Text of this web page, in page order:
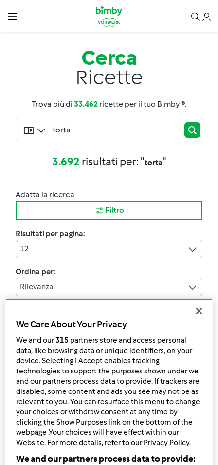
Cerca
Ricette
Trova più di 33.462 ricette per il tuo Bimby ®.
3.692 risultati per: "torta"
Adatta la ricerca
Filtro
Risultati per pagina:
12
Ordina per:
Rilevanza
4.0(1)
torta delle tre....farine
daOspite
0 6 -- 6
TORTA SBRISOLONA
CON FARINA
INTEGRALE
We Care About Your Privacy
We and our315 partners store and access personal
data, like browsing data or unique identifiers, on your
device. Selecting I Accept enables tracking
technologies to support the purposes shown under we
and our partners process data to provide. If trackers are
disabled, some content and ads you see may not be as
relevant to you. You can resurface this menu to change
your choices or withdraw consent at any time by
clicking the Show Purposes link on the bottom of the
webpage .Your choices will have effect within our
Website. For more details, refer to our Privacy Policy.
We and our partners process data to provide: